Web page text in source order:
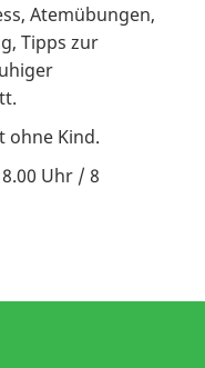
Atemübungen,
Tipps zur
ohne Kind.
Uhr / 8